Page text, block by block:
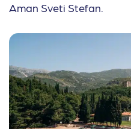
Aman Sveti Stefan.